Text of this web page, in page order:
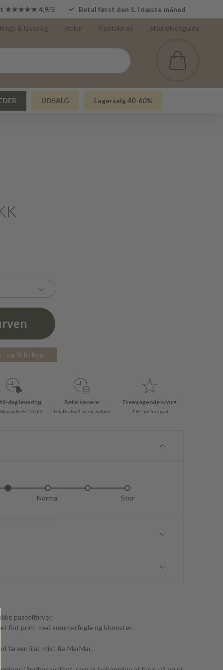
★★★★★ 4,9/5 Betal først den 1. i næste måned
Fragt & levering Retur Kontakt os Størrelsesguide
UDSALG Lagersalg 40-60%
- og få fri fragt!
dag levering
inden kl. 16.00*
Betal senere
betal til den 1. næste måned
Fremragende score
4,9/5 på Trustpilot
Normal Stor
pastelfarver.
fint print med sommerfugle og blomster.
farven lilac mist fra MarMar.